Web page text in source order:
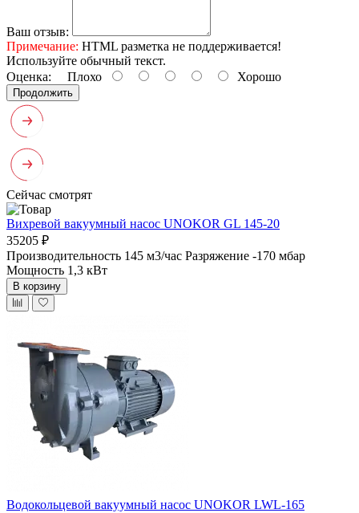
Ваш отзыв:
Примечание: HTML разметка не поддерживается!
Используйте обычный текст.
Оценка: Плохо Хорошо
Продолжить
Сейчас смотрят
Вихревой вакуумный насос UNOKOR GL 145-20
35205 ₽
Производительность 145 м3/час Разряжение -170 мбар
Мощность 1,3 кВт
В корзину
Водокольцевой вакуумный насос UNOKOR LWL-165